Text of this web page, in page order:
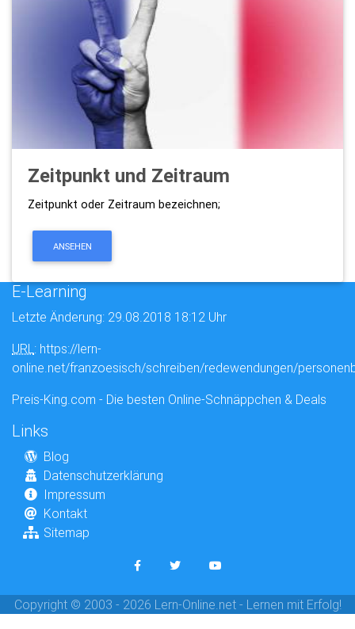
Zeitpunkt und Zeitraum
Zeitpunkt oder Zeitraum bezeichnen;
ANSEHEN
E-Learning
Letzte Änderung: 29.08.2018 18:12 Uhr
URL : https://lern-
online.net/franzoesisch/schreiben/redewendungen/
Preis-King.com - Die besten Online-Schnäppchen & Deals
Links
Blog
Datenschutzerklärung
Impressum
Kontakt
Sitemap
Copyright © 2003 - 2026 Lern-Online.net - Lernen mit Erfolg!